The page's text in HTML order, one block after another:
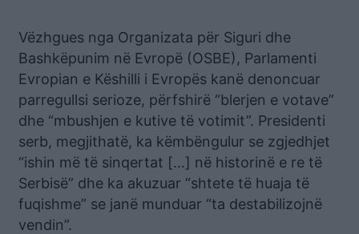
Vëzhgues nga Organizata për Siguri dhe
Bashkëpunim në Evropë (OSBE), Parlamenti
Evropian e Këshilli i Evropës kanë denoncuar
parregullsi serioze, përfshirë “blerjen e votave”
dhe “mbushjen e kutive të votimit”. Presidenti
serb, megjithatë, ka këmbëngulur se zgjedhjet
“ishin më të sinqertat […] në historinë e re të
Serbisë” dhe ka akuzuar “shtete të huaja të
fuqishme” se janë munduar “ta destabilizojnë
vendin”.